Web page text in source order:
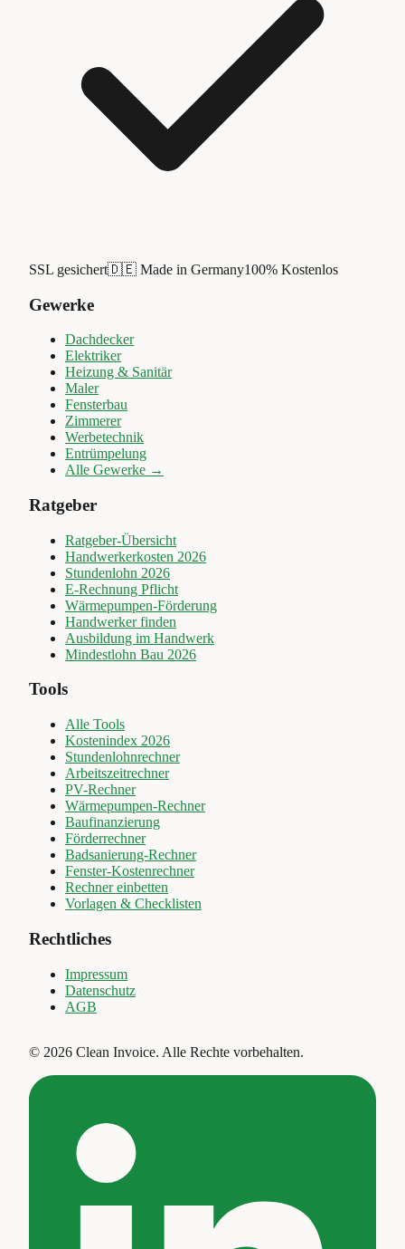
SSL gesichert🇩🇪 Made in Germany100% Kostenlos
Gewerke
Dachdecker
Elektriker
Heizung & Sanitär
Maler
Fensterbau
Zimmerer
Werbetechnik
Entrümpelung
Alle Gewerke →
Ratgeber
Ratgeber-Übersicht
Handwerkerkosten 2026
Stundenlohn 2026
E-Rechnung Pflicht
Wärmepumpen-Förderung
Handwerker finden
Ausbildung im Handwerk
Mindestlohn Bau 2026
Tools
Alle Tools
Kostenindex 2026
Stundenlohnrechner
Arbeitszeitrechner
PV-Rechner
Wärmepumpen-Rechner
Baufinanzierung
Förderrechner
Badsanierung-Rechner
Fenster-Kostenrechner
Rechner einbetten
Vorlagen & Checklisten
Rechtliches
Impressum
Datenschutz
AGB
© 2026 Clean Invoice. Alle Rechte vorbehalten.